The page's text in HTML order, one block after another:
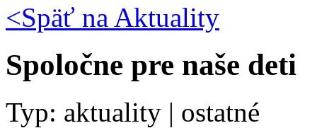
<Späť na Aktuality
Spoločne pre naše deti
Typ: aktuality | ostatné